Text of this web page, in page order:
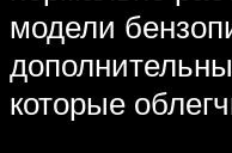
модели
которые